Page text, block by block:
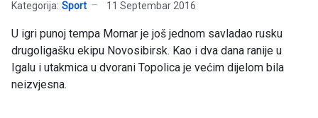
Kategorija: Sport 11 Septembar 2016
U igri punoj tempa Mornar je još jednom savladao rusku
drugoligašku ekipu Novosibirsk. Kao i dva dana ranije u
Igalu i utakmica u dvorani Topolica je većim dijelom bila
neizvjesna.